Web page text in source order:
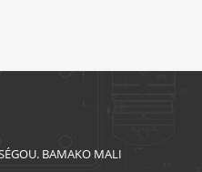
BAMAKO MALI